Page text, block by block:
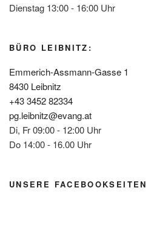
Dienstag 13:00 - 16:00 Uhr
BÜRO LEIBNITZ:
Emmerich-Assmann-Gasse 1
8430 Leibnitz
+43 3452 82334
pg.leibnitz@evang.at
Di, Fr 09:00 - 12:00 Uhr
Do 14:00 - 16.00 Uhr
UNSERE FACEBOOKSEITEN